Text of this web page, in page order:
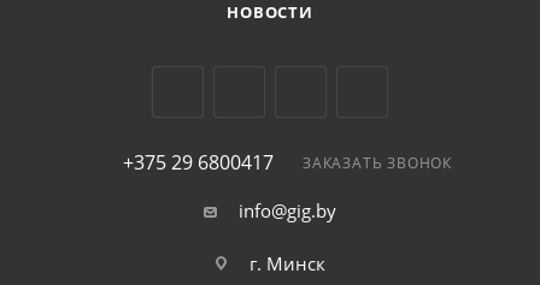
НОВОСТИ
+375 29 6800417 ЗАКАЗАТЬ ЗВОНОК
info@gig.by
г. Минск